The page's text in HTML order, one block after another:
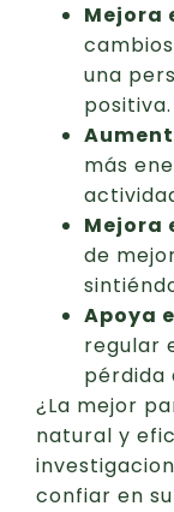
Mejora
una
positiva.
más
Mejora
de
Apoya
regular
pérdida
¿La mejor
natural y
confiar en